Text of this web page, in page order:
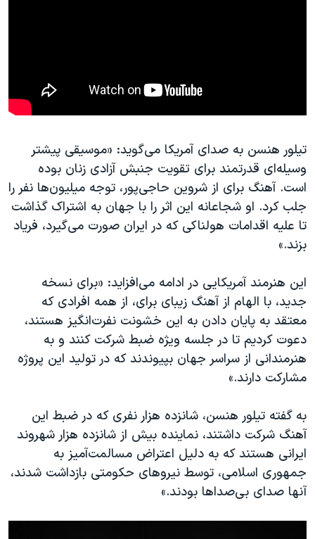
تیلور هنسن به صدای آمریکا می‌گوید: «موسیقی پیشتر
وسیله‌ای قدرتمند برای تقویت جنبش آزادی زنان بوده
است. آهنگ برای از شروین حاجی‌پور، توجه میلیون‌ها نفر را
جلب کرد. او شجاعانه این اثر را با جهان به اشتراک گذاشت
تا علیه اقدامات هولناکی که در ایران صورت می‌گیرد، فریاد
بزند.»
این هنرمند آمریکایی در ادامه می‌افزاید: «برای نسخه
جدید، با الهام از آهنگ زیبای برای، از همه افرادی که
معتقد به پایان دادن به این خشونت نفرت‌انگیز هستند،
دعوت کردیم تا در جلسه ویژه ضبط شرکت کنند و به
هنرمندانی از سراسر جهان بپیوندند که در تولید این پروژه
مشارکت دارند.»
به گفته تیلور هنسن، شانزده هزار نفری که در ضبط این
آهنگ شرکت داشتند، نماینده بیش از شانزده هزار شهروند
ایرانی هستند که به دلیل اعتراض مسالمت‌آمیز به
جمهوری اسلامی، توسط نیروهای حکومتی بازداشت شدند،
آنها صدای بی‌صداها بودند.»